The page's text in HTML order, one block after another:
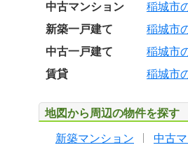
中古マンション
稲城市
新築一戸建て
稲城市
中古一戸建て
稲城市
賃貸
稲城市
地図から周辺の物件を探す
新築マンション 中古